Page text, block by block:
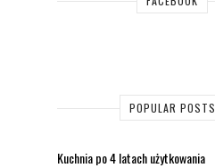
POPULAR POSTS
Kuchnia po 4 latach użytkowania